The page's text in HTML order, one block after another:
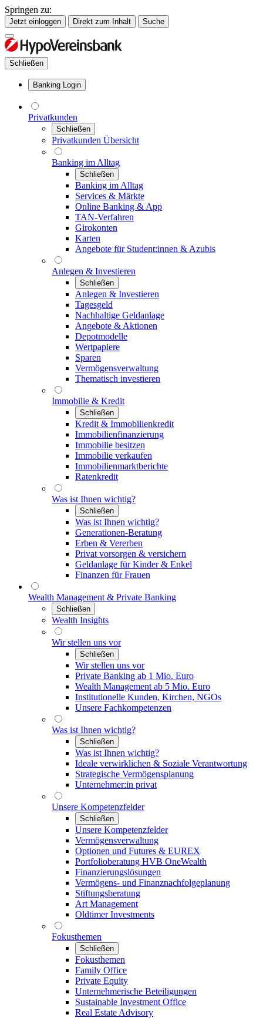
Springen zu:
Jetzt einloggen Direkt zum Inhalt Suche
Schließen
Banking Login
Privatkunden
Schließen
Privatkunden Übersicht
Banking im Alltag
Schließen
Banking im Alltag
Services & Märkte
Online Banking & App
TAN-Verfahren
Girokonten
Karten
Angebote für Student:innen & Azubis
Anlegen & Investieren
Schließen
Anlegen & Investieren
Tagesgeld
Nachhaltige Geldanlage
Angebote & Aktionen
Depotmodelle
Wertpapiere
Sparen
Vermögensverwaltung
Thematisch investieren
Immobilie & Kredit
Schließen
Kredit & Immobilienkredit
Immobilienfinanzierung
Immobilie besitzen
Immobilie verkaufen
Immobilienmarktberichte
Ratenkredit
Was ist Ihnen wichtig?
Schließen
Was ist Ihnen wichtig?
Generationen-Beratung
Erben & Vererben
Privat vorsorgen & versichern
Geldanlage für Kinder & Enkel
Finanzen für Frauen
Wealth Management & Private Banking
Schließen
Wealth Insights
Wir stellen uns vor
Schließen
Wir stellen uns vor
Private Banking ab 1 Mio. Euro
Wealth Management ab 5 Mio. Euro
Institutionelle Kunden, Kirchen, NGOs
Unsere Fachkompetenzen
Was ist Ihnen wichtig?
Schließen
Was ist Ihnen wichtig?
Ideale verwirklichen & Soziale Verantwortung
Strategische Vermögensplanung
Unternehmer:in privat
Unsere Kompetenzfelder
Schließen
Unsere Kompetenzfelder
Vermögensverwaltung
Optionen und Futures & EUREX
Portfolioberatung HVB OneWealth
Finanzierungslösungen
Vermögens- und Finanznachfolgeplanung
Stiftungsberatung
Art Management
Oldtimer Investments
Fokusthemen
Schließen
Fokusthemen
Family Office
Private Equity
Unternehmerische Beteiligungen
Sustainable Investment Office
Real Estate Advisory